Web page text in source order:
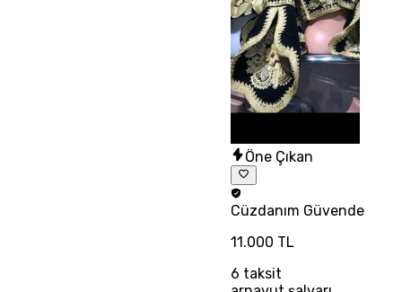
Öne Çıkan
Cüzdanım Güvende
11.000 TL
6 taksit